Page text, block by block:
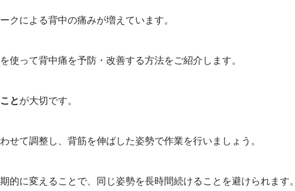
クによる背中の痛みが増えています。
使って背中痛を予防・改善する方法をご紹介します。
とが大切です。
せて調整し、背筋を伸ばした姿勢で作業を行いましょう。
的に変えることで、同じ姿勢を長時間続けることを避けられます。